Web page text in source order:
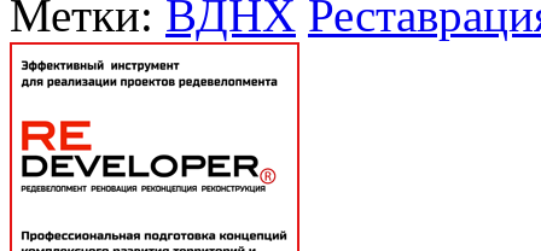
Метки: ВДНХ